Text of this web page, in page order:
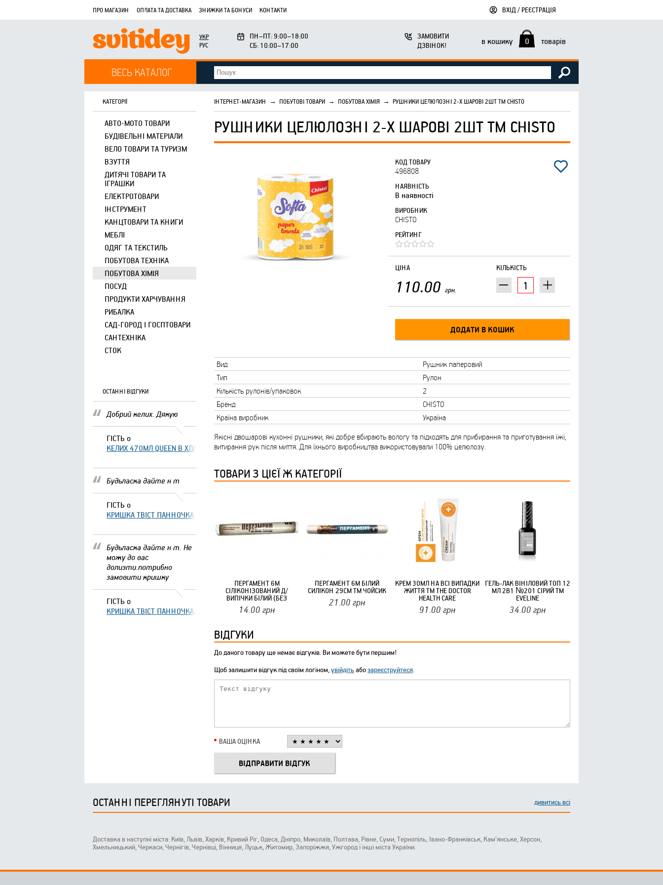
ПРО МАГАЗИН ОПЛАТА ТА ДОСТАВКА ЗНИЖКИ ТА БОНУСИ КОНТАКТИ ВХІД / РЕЄСТРАЦІЯ
УКР
РУС
ПН–ПТ: 9:00–18:00
СБ: 10:00–17:00
ЗАМОВИТИ
ДЗВІНОК!
в кошику 0 товарів
ВЕСЬ КАТАЛОГ
КАТЕГОРІЇ
АВТО-МОТО ТОВАРИ
БУДІВЕЛЬНІ МАТЕРІАЛИ
ВЕЛО ТОВАРИ ТА ТУРИЗМ
ВЗУТТЯ
ДИТЯЧІ ТОВАРИ ТА
ІГРАШКИ
ЕЛЕКТРОТОВАРИ
ІНСТРУМЕНТ
КАНЦТОВАРИ ТА КНИГИ
МЕБЛІ
ОДЯГ ТА ТЕКСТИЛЬ
ПОБУТОВА ТЕХНІКА
ПОБУТОВА ХІМІЯ
ПОСУД
ПРОДУКТИ ХАРЧУВАННЯ
РИБАЛКА
САД-ГОРОД І ГОСПТОВАРИ
САНТЕХНІКА
СТОК
ОСТАННІ ВІДГУКИ
Добрий келих. Дякую
ГІСТЬ о
КЕЛИХ 470МЛ QUEEN В ХЛАМІНГО ТМ FARGLASS
Будьласка дайте н т
ГІСТЬ о
КРИШКА ТВІСТ ПАННОЧКА, ЩО ЗАКРУЧУЄТЬСЯ КОТИКИ (20ШТ/УП) ОФФ 82 ПАННОЧКА
Будьласка дайте н т. Не
можу до вас
долизти.потрибно
замовити кришку
ГІСТЬ о
КРИШКА ТВІСТ ПАННОЧКА, ЩО ЗАКРУЧУЄТЬСЯ КОТИКИ (20ШТ/УП) ОФФ 82 ПАННОЧКА
ІНТЕРНЕТ-МАГАЗИН → ПОБУТОВІ ТОВАРИ → ПОБУТОВА ХІМІЯ → РУШНИКИ ЦЕЛЮЛОЗНІ 2-Х ШАРОВІ 2ШТ ТМ CHISTO
РУШНИКИ ЦЕЛЮЛОЗНІ 2-Х ШАРОВІ 2ШТ ТМ CHISTO
КОД ТОВАРУ
496808
НАЯВНІСТЬ
В наявності
ВИРОБНИК
CHISTO
РЕЙТИНГ
КІЛЬКІСТЬ
ЦІНА
110.00 грн.
Вид
Рушник паперовий
Тип
Рулон
Кількість рулонів/упаковок
2
Бренд
CHISTO
Країна виробник
Україна
Якісні двошарові кухонні рушники, які добре вбирають вологу та підходять для прибирання та приготування їжі,
витирання рук після миття. Для їхнього виробництва використовували 100% целюлозу.
ТОВАРИ З ЦІЄЇ Ж КАТЕГОРІЇ
ПЕРГАМЕНТ 6М
СІЛІКОНІЗОВАНИЙ Д/
ВИПІЧКИ БІЛИЙ (БЕЗ
ВТУЛКИ) ТМ PRODOM
14.00 грн
ПЕРГАМЕНТ 6М БІЛИЙ
СИЛІКОН 29СМ ТМ ЧОЙСИК
21.00 грн
КРЕМ 30МЛ НА ВСІ ВИПАДКИ
ЖИТТЯ ТМ THE DOCTOR
HEALTH CARE
91.00 грн
ГЕЛЬ-ЛАК ВІНІЛОВИЙ ТОП 12
МЛ 2В1 №201 СІРИЙ ТМ
EVELINE
34.00 грн
ВІДГУКИ
До даного товару ще немає відгуків. Ви можете бути першим!
Щоб залишити відгук під своїм логіном,увійдітьабозареєструйтеся.
ВАША ОЦІНКА
ОСТАННІ ПЕРЕГЛЯНУТІ ТОВАРИ дивитись всі
Доставка в наступні міста: Київ, Львів, Харків, Кривий Ріг, Одеса, Дніпро, Миколаїв, Полтава, Рівне, Суми, Тернопіль, Івано-Франківськ, Кам'янське, Херсон,
Хмельницький, Черкаси, Чернігів, Чернівці, Вінниця, Луцьк, Житомир, Запоріжжя, Ужгород і інші міста України.